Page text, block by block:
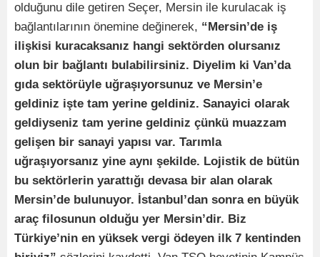
olduğunu dile getiren Seçer, Mersin ile kurulacak iş
bağlantılarının önemine değinerek, “Mersin’de iş
ilişkisi kuracaksanız hangi sektörden olursanız
olun bir bağlantı bulabilirsiniz. Diyelim ki Van’da
gıda sektörüyle uğraşıyorsunuz ve Mersin’e
geldiniz işte tam yerine geldiniz. Sanayici olarak
geldiyseniz tam yerine geldiniz çünkü muazzam
gelişen bir sanayi yapısı var. Tarımla
uğraşıyorsanız yine aynı şekilde. Lojistik de bütün
bu sektörlerin yarattığı devasa bir alan olarak
Mersin’de bulunuyor. İstanbul’dan sonra en büyük
araç filosunun olduğu yer Mersin’dir. Biz
Türkiye’nin en yüksek vergi ödeyen ilk 7 kentinden